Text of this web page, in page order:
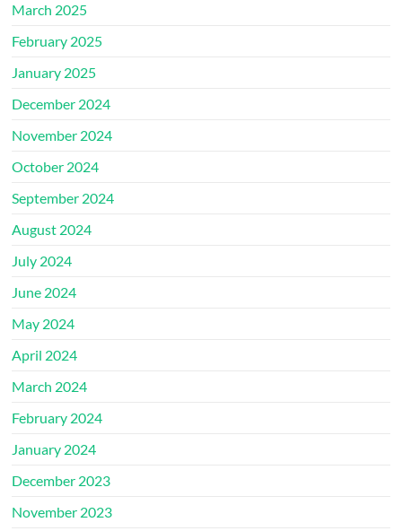
March 2025
February 2025
January 2025
December 2024
November 2024
October 2024
September 2024
August 2024
July 2024
June 2024
May 2024
April 2024
March 2024
February 2024
January 2024
December 2023
November 2023